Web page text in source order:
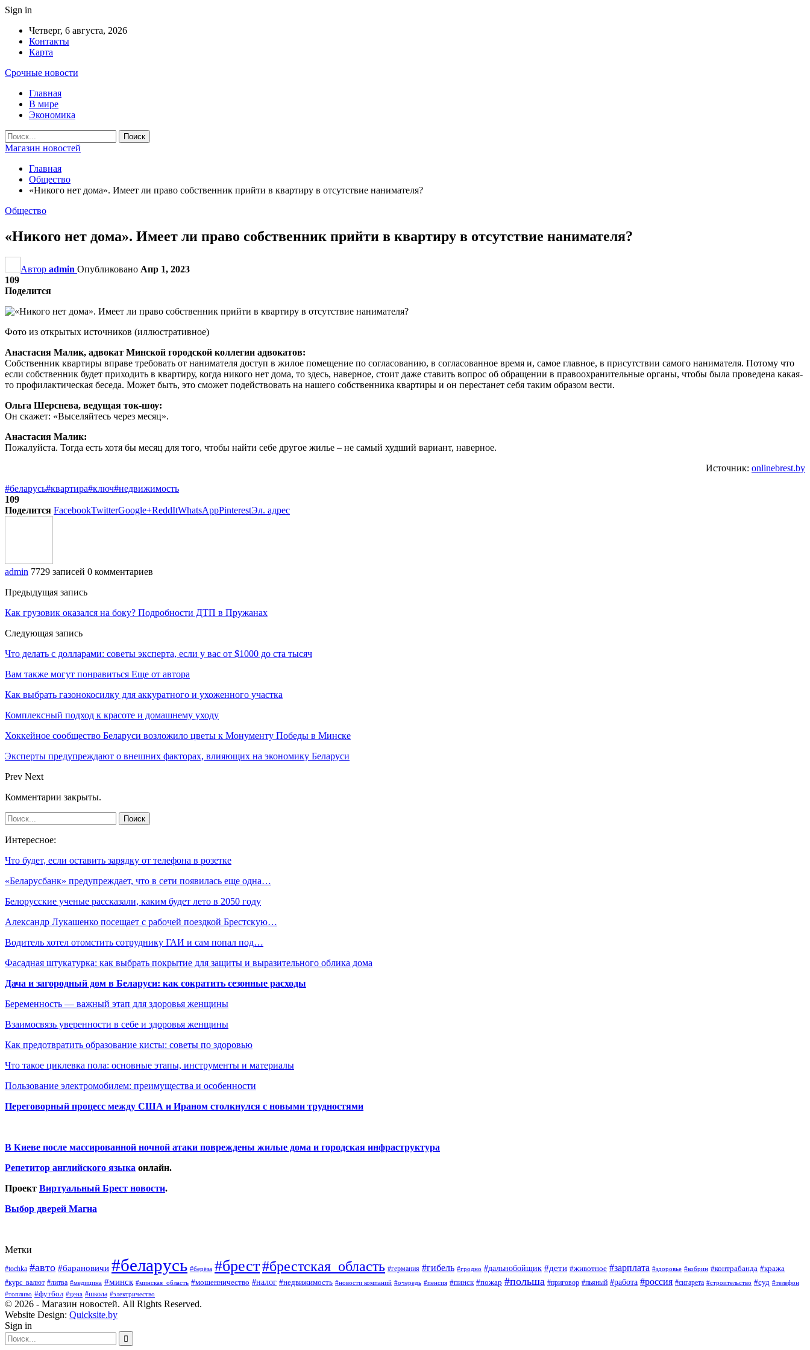
Sign in
Четверг, 6 августа, 2026
Контакты
Карта
Срочные новости
Главная
В мире
Экономика
Магазин новостей
Главная
Общество
«Никого нет дома». Имеет ли право собственник прийти в квартиру в отсутствие нанимателя?
Общество
«Никого нет дома». Имеет ли право собственник прийти в квартиру в отсутствие нанимателя?
Автор admin Опубликовано Апр 1, 2023
109
Поделится
Фото из открытых источников (иллюстративное)
Анастасия Малик, адвокат Минской городской коллегии адвокатов:
Собственник квартиры вправе требовать от нанимателя доступ в жилое помещение по согласованию, в согласованное время и, самое главное, в присутствии самого нанимателя. Потому что
если собственник будет приходить в квартиру, когда никого нет дома, то здесь, наверное, стоит даже ставить вопрос об обращении в правоохранительные органы, чтобы была проведена какая-
то профилактическая беседа. Может быть, это сможет подействовать на нашего собственника квартиры и он перестанет себя таким образом вести.
Ольга Шерснева, ведущая ток-шоу:
Он скажет: «Выселяйтесь через месяц».
Анастасия Малик:
Пожалуйста. Тогда есть хотя бы месяц для того, чтобы найти себе другое жилье – не самый худший вариант, наверное.
Источник: onlinebrest.by
#беларусь#квартира#ключ#недвижимость
109
Поделится FacebookTwitterGoogle+ReddItWhatsAppPinterestЭл. адрес
admin 7729 записей 0 комментариев
Предыдущая запись
Как грузовик оказался на боку? Подробности ДТП в Пружанах
Следующая запись
Что делать с долларами: советы эксперта, если у вас от $1000 до ста тысяч
Вам также могут понравиться Еще от автора
Как выбрать газонокосилку для аккуратного и ухоженного участка
Комплексный подход к красоте и домашнему уходу
Хоккейное сообщество Беларуси возложило цветы к Монументу Победы в Минске
Эксперты предупреждают о внешних факторах, влияющих на экономику Беларуси
Prev Next
Комментарии закрыты.
Интересное:
Что будет, если оставить зарядку от телефона в розетке
«Беларусбанк» предупреждает, что в сети появилась еще одна…
Белорусские ученые рассказали, каким будет лето в 2050 году
Александр Лукашенко посещает с рабочей поездкой Брестскую…
Водитель хотел отомстить сотруднику ГАИ и сам попал под…
Фасадная штукатурка: как выбрать покрытие для защиты и выразительного облика дома
Дача и загородный дом в Беларуси: как сократить сезонные расходы
Беременность — важный этап для здоровья женщины
Взаимосвязь уверенности в себе и здоровья женщины
Как предотвратить образование кисты: советы по здоровью
Что такое циклевка пола: основные этапы, инструменты и материалы
Пользование электромобилем: преимущества и особенности
Переговорный процесс между США и Ираном столкнулся с новыми трудностями
В Киеве после массированной ночной атаки повреждены жилые дома и городская инфраструктура
Репетитор английского языка онлайн.
Проект Виртуальный Брест новости.
Выбор дверей Магна
Метки
#tochka #авто #барановичи #беларусь #берёза #брест#брестская_область #германия #гибель #гродно #дальнобойщик #дети #животное #зарплата #здоровье #кобрин #контрабанда #кража
#курс_валют #литва #медицина #минск #минская_область #мошенничество #налог #недвижимость #новости компаний #очередь #пенсия #пинск #пожар #польша #приговор #пьяный #работа #россия #сигарета #строительство #суд #телефон
#топливо #футбол #цена #школа #электричество
© 2026 - Магазин новостей. All Rights Reserved.
Website Design: Quicksite.by
Sign in